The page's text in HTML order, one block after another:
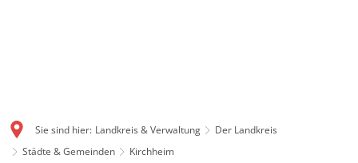
Sie sind hier: Landkreis & Verwaltung
Der Landkreis
Städte & Gemeinden
Kirchheim